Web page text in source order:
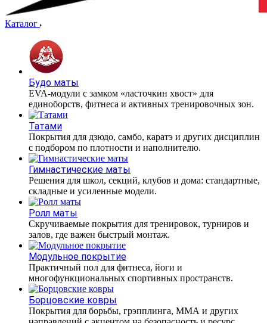
Каталог
Будо маты
EVA-модули с замком «ласточкин хвост» для
единоборств, фитнеса и активных тренировочных зон.
Татами
Покрытия для дзюдо, самбо, каратэ и других дисциплин
с подбором по плотности и наполнителю.
Гимнастические маты
Решения для школ, секций, клубов и дома: стандартные,
складные и усиленные модели.
Ролл маты
Скручиваемые покрытия для тренировок, турниров и
залов, где важен быстрый монтаж.
Модульное покрытие
Практичный пол для фитнеса, йоги и
многофункциональных спортивных пространств.
Борцовские ковры
Покрытия для борьбы, грэпплинга, ММА и других